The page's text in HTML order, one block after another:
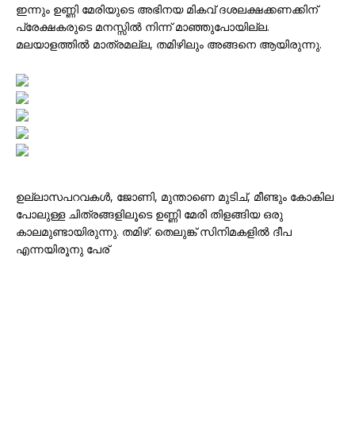
ഇന്നും ഉണ്ണി മേരിയുടെ അഭിനയ മികവ് ദശലക്ഷക്കണക്കിന്
പ്രേക്ഷകരുടെ മനസ്സിൽ നിന്ന് മാഞ്ഞുപോയില്ല.
മലയാളത്തിൽ മാത്രമല്ല, തമിഴിലും അങ്ങനെ ആയിരുന്നു.
ഉല്ലാസപറവകൾ, ജോണി, മുന്താണെ മുടിച്, മീണ്ടും കോകില
പോലുള്ള ചിത്രങ്ങളിലൂടെ ഉണ്ണി മേരി തിളങ്ങിയ ഒരു
കാലമുണ്ടായിരുന്നു. തമിഴ്. തെലുങ്ക് സിനിമകളിൽ ദീപ
എന്നയിരൂനു പേര്